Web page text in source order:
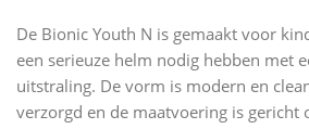
De Bionic Youth N is gemaakt voor
een serieuze helm nodig hebben met
uitstraling. De vorm is modern en
verzorgd en de maatvoering is gericht